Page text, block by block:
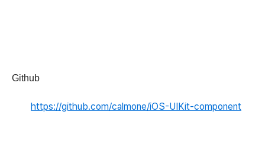
Github
https://github.com/calmone/iOS-UIKit-component